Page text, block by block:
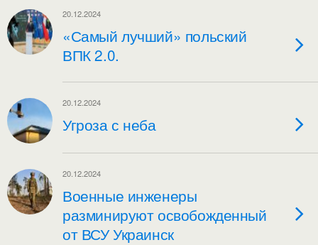
20.12.2024
«Самый лучший» польский
ВПК 2.0.
20.12.2024
Угроза с неба
20.12.2024
Военные инженеры
разминируют освобожденный
от ВСУ Украинск